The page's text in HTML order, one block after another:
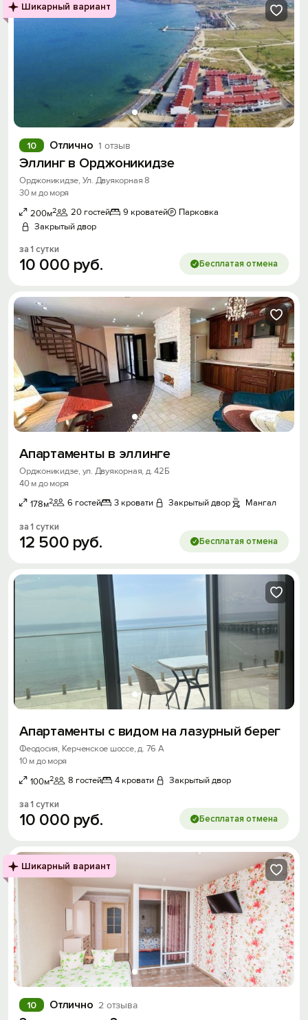
Шикарный вариант
Отлично 1 отзыв
10
Эллинг в Орджоникидзе
Орджоникидзе, Ул. Двуякорная 8
30 м до моря
200м2 20 гостей 9 кроватей
Парковка
Закрытый двор
за 1 сутки
10 000 руб. Бесплатая отмена
Апартаменты в эллинге
Орджоникидзе, ул. Двуякорная, д. 42Б
40 м до моря
178м2 6 гостей 3 кровати Закрытый двор Мангал
за 1 сутки
12 500 руб. Бесплатая отмена
Апартаменты с видом на лазурный берег
Феодосия, Керченское шоссе, д. 76 А
10 м до моря
100м2 8 гостей 4 кровати Закрытый двор
за 1 сутки
10 000 руб. Бесплатая отмена
Шикарный вариант
Отлично 2 отзыва
10